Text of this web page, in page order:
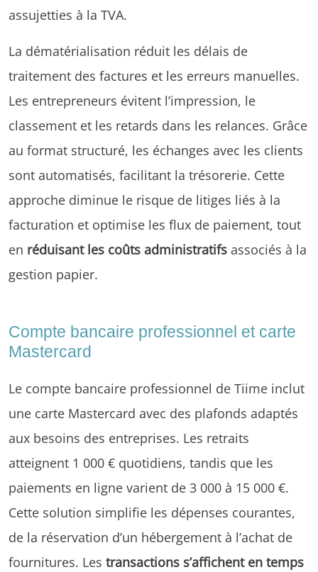
assujetties à la TVA.
La dématérialisation réduit les délais de
traitement des factures et les erreurs manuelles.
Les entrepreneurs évitent l’impression, le
classement et les retards dans les relances. Grâce
au format structuré, les échanges avec les clients
sont automatisés, facilitant la trésorerie. Cette
approche diminue le risque de litiges liés à la
facturation et optimise les flux de paiement, tout
en réduisant les coûts administratifs associés à la
gestion papier.
Compte bancaire professionnel et carte
Mastercard
Le compte bancaire professionnel de Tiime inclut
une carte Mastercard avec des plafonds adaptés
aux besoins des entreprises. Les retraits
atteignent 1 000 € quotidiens, tandis que les
paiements en ligne varient de 3 000 à 15 000 €.
Cette solution simplifie les dépenses courantes,
de la réservation d’un hébergement à l’achat de
fournitures. Les transactions s’affichent en temps